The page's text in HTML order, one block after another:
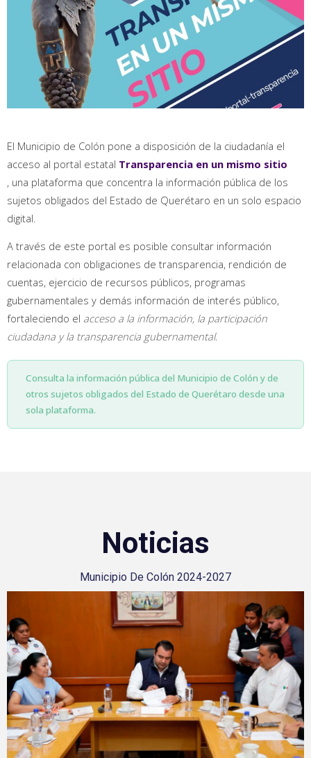
El Municipio de Colón pone a disposición de la ciudadanía el
acceso al portal estatal Transparencia en un mismo sitio
, una plataforma que concentra la información pública de los
sujetos obligados del Estado de Querétaro en un solo espacio
digital.
A través de este portal es posible consultar información
relacionada con obligaciones de transparencia, rendición de
cuentas, ejercicio de recursos públicos, programas
gubernamentales y demás información de interés público,
fortaleciendo el acceso a la información, la participación
ciudadana y la transparencia gubernamental.
Consulta la información pública del Municipio de Colón y de
otros sujetos obligados del Estado de Querétaro desde una
sola plataforma.
Noticias
Municipio De Colón 2024-2027